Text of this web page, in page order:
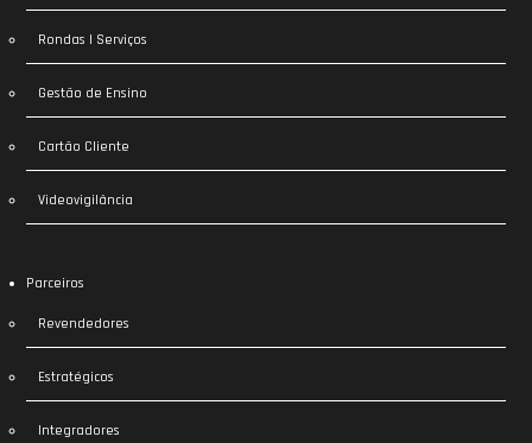
Rondas | Serviços
Gestão de Ensino
Cartão Cliente
Videovigilância
Parceiros
Revendedores
Estratégicos
Integradores